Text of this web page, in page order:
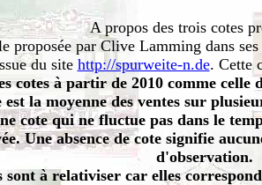
A propos des trois cotes
proposée par Clive Lamming dans
du site http://spurweite-n.de. Cette
cotes à partir de 2010 comme celle
est la moyenne des ventes sur
cote qui ne fluctue pas dans le
Une absence de cote signifie
d'observation.
sont à relativiser car elles